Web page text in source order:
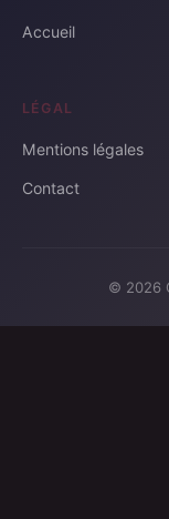
Accueil
LÉGAL
Mentions légales
Contact
© 2026